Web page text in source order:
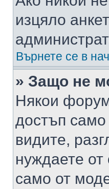
изцяло
Върнете се в
» Защо не
Някои
достъп само
видите,
нуждаете
само от